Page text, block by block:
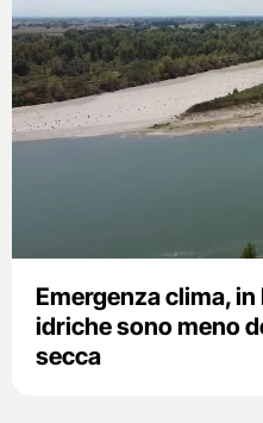
Emergenza clima,
idriche sono meno
secca